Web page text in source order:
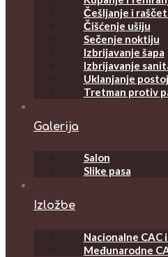
Češljanje i
Čišćenje ušiju
Sečenje noktiju
Izbrijavanje šapa
Izbrijavanje
Uklanjanje
Tretman protiv
Galerija
Salon
Slike pasa
Izložbe
Nacionalne CAC
Međunarodne